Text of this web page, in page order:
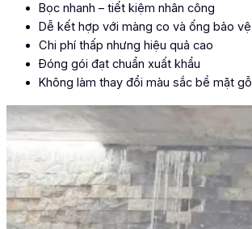
Bọc nhanh – tiết kiệm nhân công
Dễ kết hợp với màng co và ống bảo vệ
Chi phí thấp nhưng hiệu quả cao
Đóng gói đạt chuẩn xuất khẩu
Không làm thay đổi màu sắc bề mặt gỗ